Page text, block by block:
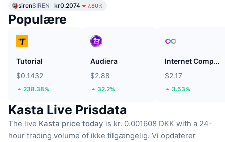
sirenSIREN kr0.2074 7.80%
Populære
Tutorial
$0.1432
238.38%
Audiera
$2.88
32.2%
Internet Computer
$2.17
3.53%
Kasta Live Prisdata
The live Kasta price today is kr. 0.001608 DKK with a 24-
hour trading volume of ikke tilgængelig. Vi opdaterer